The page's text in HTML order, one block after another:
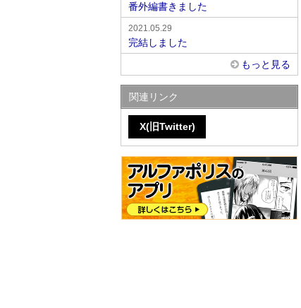
番外編書きました
2021.05.29
完結しました
もっと見る
関連リンク
X(旧Twitter)